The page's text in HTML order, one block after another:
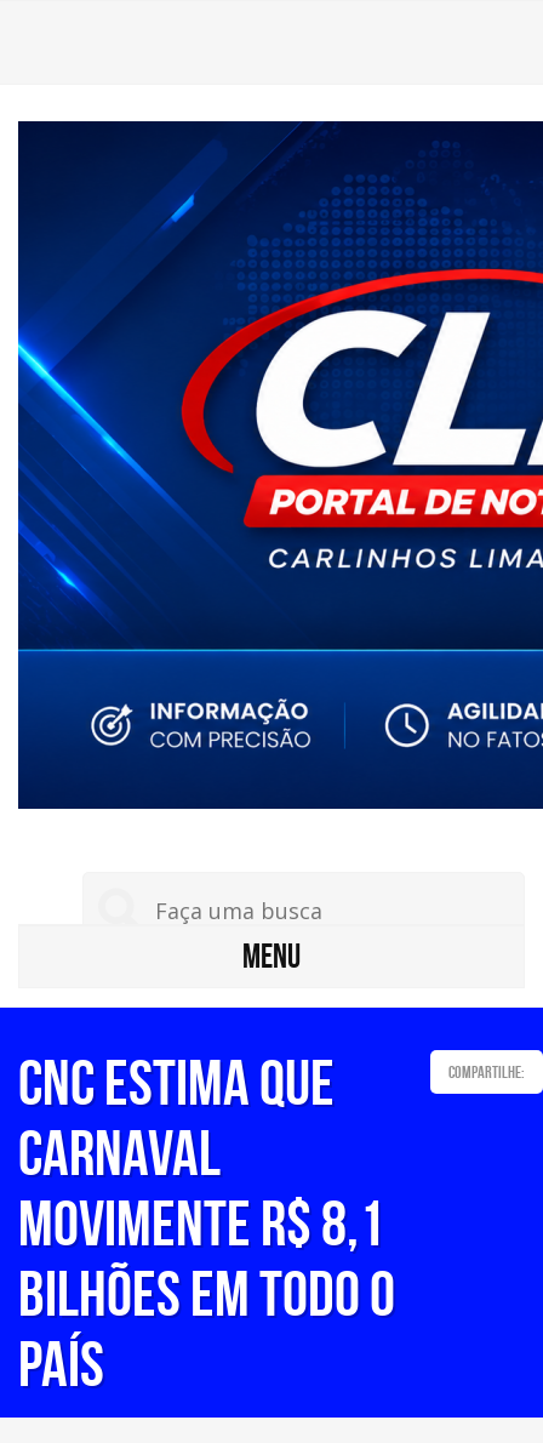
MENU
CNC estima que
carnaval
movimente R$ 8,1
bilhões em todo o
país
Compartilhe: